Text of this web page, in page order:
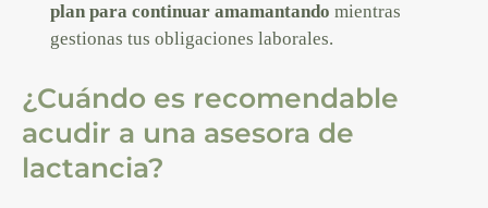
plan para continuar amamantando mientras
gestionas tus obligaciones laborales.
¿Cuándo es recomendable
acudir a una asesora de
lactancia?